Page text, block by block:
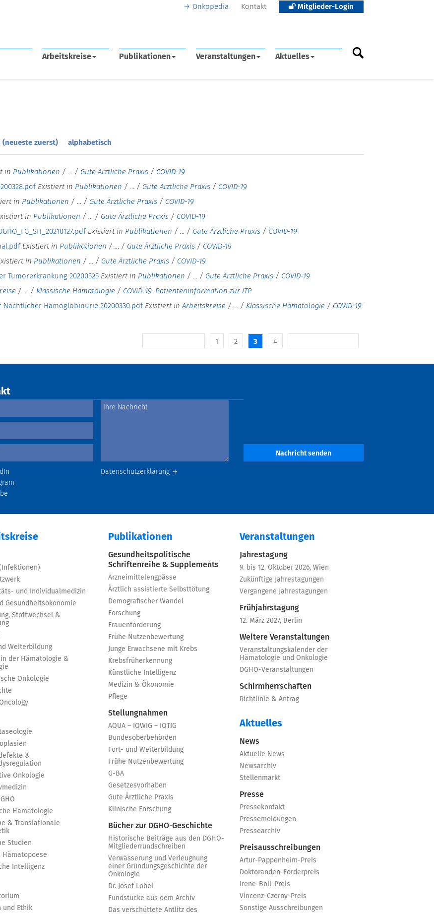
Onkopedia Kontakt Mitglieder-Login
Arbeitskreise Publikationen Veranstaltungen Aktuelles
(neueste zuerst) alphabetisch
in Publikationen / … / Gute Ärztliche Praxis / COVID-19
Existiert in Publikationen / … / Gute Ärztliche Praxis / COVID-19
in Publikationen / … / Gute Ärztliche Praxis / COVID-19
in Publikationen / … / Gute Ärztliche Praxis / COVID-19
Existiert in Publikationen / … / Gute Ärztliche Praxis / COVID-19
Existiert in Publikationen / … / Gute Ärztliche Praxis / COVID-19
in Publikationen / … / Gute Ärztliche Praxis / COVID-19
Tumorerkrankung 20200525 Existiert in Publikationen / … / Gute Ärztliche Praxis / COVID-19
/ … / Klassische Hämatologie / COVID-19: Patienteninformation zur ITP
Nächtlicher Hämoglobinurie 20200330.pdf Existiert in Arbeitskreise / … / Klassische Hämatologie / COVID-19:
1 2 3 4
Datenschutzerklärung →
Nachricht senden
und Individualmedizin
Gesundheitsökonomie
Stoffwechsel &
Weiterbildung
in der Hämatologie &
Onkologie
&
Onkologie
Hämatologie
& Translationale
Studien
Hämatopoese
Intelligenz
und Ethik
Publikationen
Gesundheitspolitische
Schriftenreihe & Supplements
Arzneimittelengpässe
Ärztlich assistierte Selbsttötung
Demografischer Wandel
Forschung
Frauenförderung
Frühe Nutzenbewertung
Junge Erwachsene mit Krebs
Krebsfrüherkennung
Künstliche Intelligenz
Medizin & Ökonomie
Pflege
Stellungnahmen
AQUA – IQWIG – IQTIG
Bundesoberbehörden
Fort- und Weiterbildung
Frühe Nutzenbewertung
G-BA
Gesetzesvorhaben
Gute Ärztliche Praxis
Klinische Forschung
Bücher zur DGHO-Geschichte
Historische Beiträge aus den DGHO-
Mitgliederrundschreiben
Verwässerung und Verleugnung
einer Gründungsgeschichte der
Onkologie
Dr. Josef Löbel
Fundstücke aus dem Archiv
Das verschüttete Antlitz des
Veranstaltungen
Jahrestagung
9. bis 12. Oktober 2026, Wien
Zukünftige Jahrestagungen
Vergangene Jahrestagungen
Frühjahrstagung
12. März 2027, Berlin
Weitere Veranstaltungen
Veranstaltungskalender der
Hämatologie und Onkologie
DGHO-Veranstaltungen
Schirmherrschaften
Richtlinie & Antrag
Aktuelles
News
Aktuelle News
Newsarchiv
Stellenmarkt
Presse
Pressekontakt
Pressemeldungen
Pressearchiv
Preisausschreibungen
Artur-Pappenheim-Preis
Doktoranden-Förderpreis
Irene-Boll-Preis
Vincenz-Czerny-Preis
Sonstige Ausschreibungen